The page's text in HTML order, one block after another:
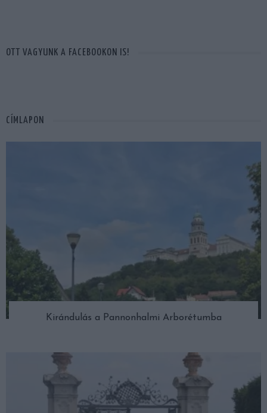
OTT VAGYUNK A FACEBOOKON IS!
CÍMLAPON
Kirándulás a Pannonhalmi Arborétumba